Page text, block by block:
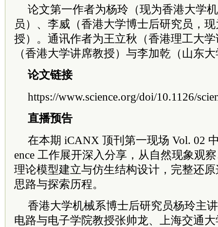
论文第一作者为杨玲（现为香港大学
员）、李威（香港大学博士后研究员，
授）。通讯作者为王立秋（香港理工大
（香港大学讲席教授）与李加乾（山东
论文链接
https://www.science.org/doi/10.1126/
直播预告
在本期 iCANX 顶刊第一现场 Vol. 02
ence 工作展开深入分享，从自然现象观
理论模型建立与仿生结构设计，完整还
思路与探索历程。
香港大学机械系博士后研究员杨玲主
电路与电子学院教授张帅龙、上海交通